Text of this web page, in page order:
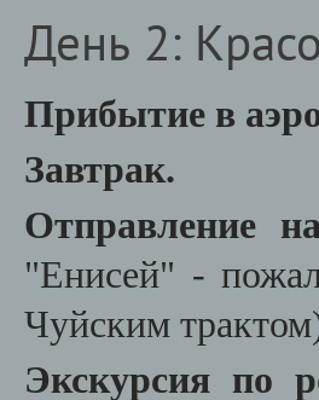
День 2:
Прибытие в
Завтрак.
Отправление
"Енисей" -
Чуйским
Экскурсия по